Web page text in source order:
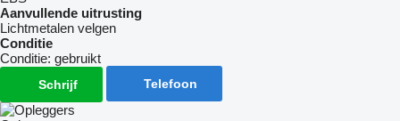
Aanvullende uitrusting
Lichtmetalen velgen
Conditie
Conditie: gebruikt
Schrijf Telefoon